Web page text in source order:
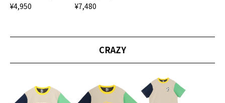
¥4,950 ¥7,480
CRAZY